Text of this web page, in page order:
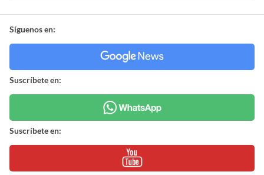
Síguenos en:
Suscríbete en:
Suscríbete en: